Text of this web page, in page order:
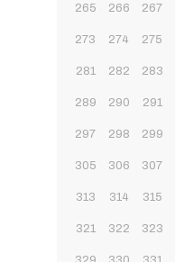
265 266 267
273 274 275
281 282 283
289 290 291
297 298 299
305 306 307
313 314 315
321 322 323